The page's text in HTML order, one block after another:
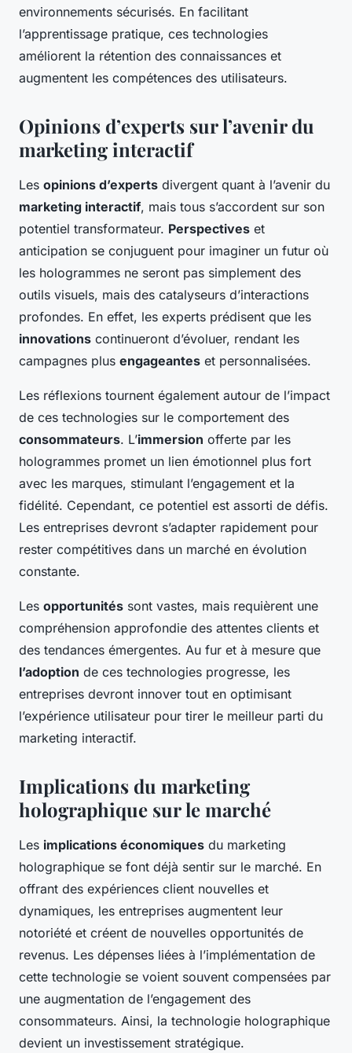
environnements sécurisés. En facilitant
l’apprentissage pratique, ces technologies
améliorent la rétention des connaissances et
augmentent les compétences des utilisateurs.
Opinions d’experts sur l’avenir du
marketing interactif
Les opinions d’experts divergent quant à l’avenir du
marketing interactif, mais tous s’accordent sur son
potentiel transformateur. Perspectives et
anticipation se conjuguent pour imaginer un futur où
les hologrammes ne seront pas simplement des
outils visuels, mais des catalyseurs d’interactions
profondes. En effet, les experts prédisent que les
innovations continueront d’évoluer, rendant les
campagnes plus engageantes et personnalisées.
Les réflexions tournent également autour de l’impact
de ces technologies sur le comportement des
consommateurs. L’immersion offerte par les
hologrammes promet un lien émotionnel plus fort
avec les marques, stimulant l’engagement et la
fidélité. Cependant, ce potentiel est assorti de défis.
Les entreprises devront s’adapter rapidement pour
rester compétitives dans un marché en évolution
constante.
Les opportunités sont vastes, mais requièrent une
compréhension approfondie des attentes clients et
des tendances émergentes. Au fur et à mesure que
l’adoption de ces technologies progresse, les
entreprises devront innover tout en optimisant
l’expérience utilisateur pour tirer le meilleur parti du
marketing interactif.
Implications du marketing
holographique sur le marché
Les implications économiques du marketing
holographique se font déjà sentir sur le marché. En
offrant des expériences client nouvelles et
dynamiques, les entreprises augmentent leur
notoriété et créent de nouvelles opportunités de
revenus. Les dépenses liées à l’implémentation de
cette technologie se voient souvent compensées par
une augmentation de l’engagement des
consommateurs. Ainsi, la technologie holographique
devient un investissement stratégique.